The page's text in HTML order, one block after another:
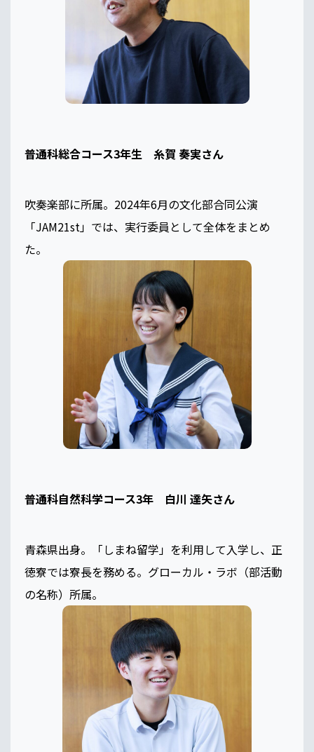
普通科総合コース3年生 糸賀 奏実さん
吹奏楽部に所属。2024年6月の文化部合同公演
「JAM21st」では、実行委員として全体をまとめ
た。
普通科自然科学コース3年 白川 達矢さん
青森県出身。「しまね留学」を利用して入学し、正
徳寮では寮長を務める。グローカル・ラボ（部活動
の名称）所属。